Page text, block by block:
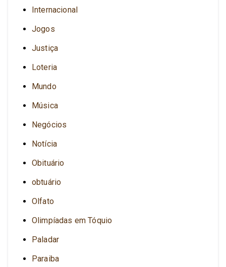
Internacional
Jogos
Justiça
Loteria
Mundo
Música
Negócios
Notícia
Obituário
obtuário
Olfato
Olimpíadas em Tóquio
Paladar
Paraiba